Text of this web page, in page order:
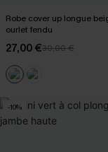
Robe cover up longue
ourlet fendu
27,00 €30,00 €
-10%